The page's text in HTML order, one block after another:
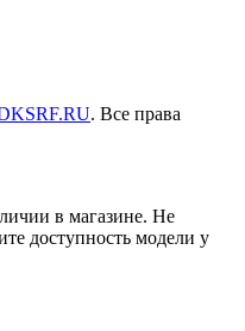
. Все права
в магазине. Не
доступность модели у